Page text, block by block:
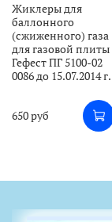
Жиклеры для
баллонного
(сжиженного) газа
для газовой плиты
Гефест ПГ 5100-02
0086 до 15.07.2014 г.
650 руб